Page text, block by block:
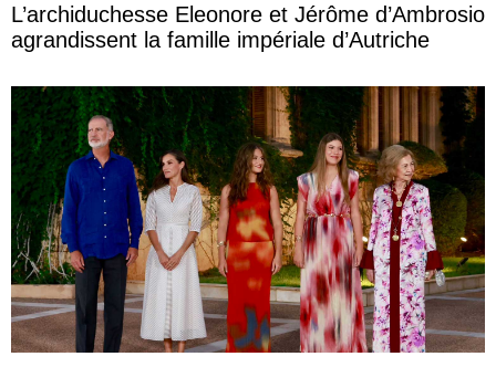
L’archiduchesse Eleonore et Jérôme d’Ambrosio
agrandissent la famille impériale d’Autriche